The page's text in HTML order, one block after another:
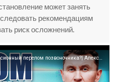
может занять
рекомендациям
риск осложнений.
Вертебропластика: как лечить компрессионный перелом позвоночника?| Александр Печиборщ